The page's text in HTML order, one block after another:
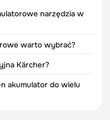
narzędzia w
warto wybrać?
Kärcher?
akumulator do wielu